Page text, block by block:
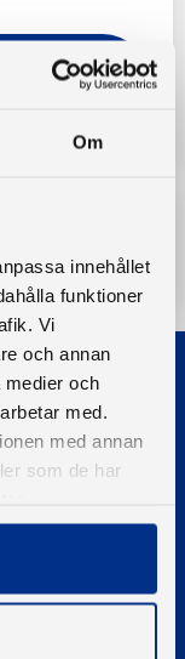
Om
innehållet
funktioner
Vi
och annan
medier och
med.
med annan
som de har